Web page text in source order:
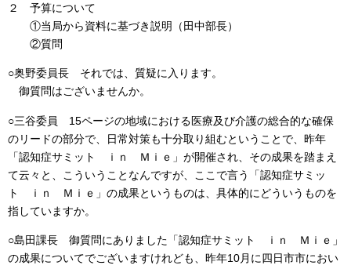
２ 予算について
①当局から資料に基づき説明（田中部長）
②質問
○奥野委員長 それでは、質疑に入ります。
御質問はございませんか。
○三谷委員 15ページの地域における医療及び介護の総合的な確保
のリードの部分で、日常対策も十分取り組むということで、昨年
「認知症サミット ｉｎ Ｍｉｅ」が開催され、その成果を踏まえ
て云々と、こういうことなんですが、ここで言う「認知症サミッ
ト ｉｎ Ｍｉｅ」の成果というものは、具体的にどういうものを
指していますか。
○島田課長 御質問にありました「認知症サミット ｉｎ Ｍｉｅ」
の成果についてでございますけれども、昨年10月に四日市市におい